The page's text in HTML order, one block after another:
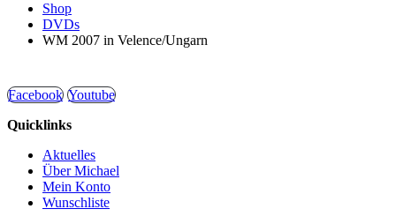
Shop
DVDs
WM 2007 in Velence/Ungarn
Facebook Youtube
Quicklinks
Aktuelles
Über Michael
Mein Konto
Wunschliste